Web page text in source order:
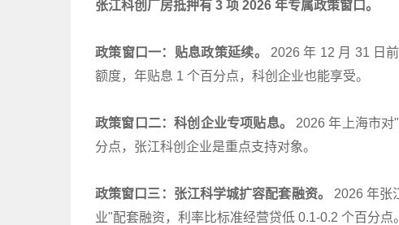
张江科创厂房抵押有 3 项 2026 年专属政策窗口。
政策窗口一：贴息政策延续。
2026 年 12 月 31 日
额度，年贴息 1 个百分点，科创企业也能享受。
政策窗口二：科创企业专项贴息。
2026 年上海市
分点，张江科创企业是重点支持对象。
政策窗口三：张江科学城扩容配套融资。
2026 年张
业"配套融资，利率比标准经营贷低 0.1-0.2 个百分点。